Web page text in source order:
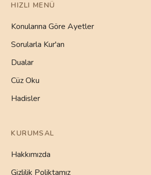
HIZLI MENÜ
Konularına Göre Ayetler
Sorularla Kur'an
Dualar
Cüz Oku
Hadisler
KURUMSAL
Hakkımızda
Gizlilik Poliktamız